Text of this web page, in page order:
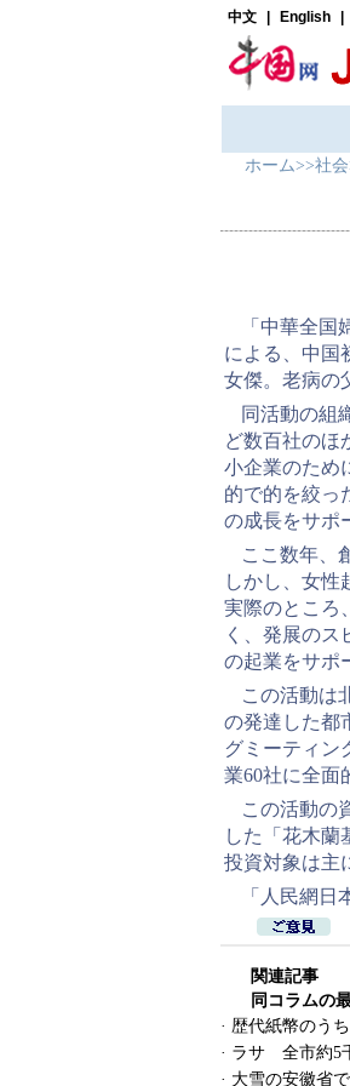
ホーム>>社会
「中華全
による、中国
女傑。老病の
同活動の組
ど数百社のほ
小企業のため
的で的を絞っ
の成長をサポ
ここ数年、
しかし、女性
実際のところ
く、発展のス
の起業をサポ
この活動は
の発達した都
グミーティン
業60社に全面
この活動の
した「花木蘭
投資対象は主
「人民網日
関連記事
同コラムの
· 歴代紙幣のう
· ラサ 全市約5
· 大雪の安徽省